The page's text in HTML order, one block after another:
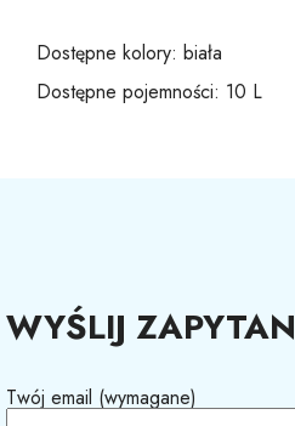
Dostępne kolory: biała
Dostępne pojemności: 10 L
WYŚLIJ
Twój email (wymagane)